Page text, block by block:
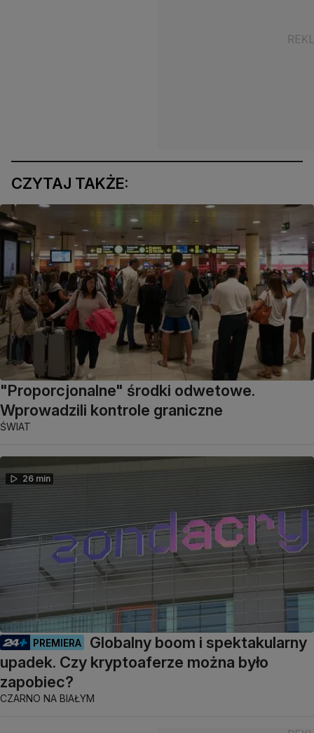
CZYTAJ TAKŻE:
"Proporcjonalne" środki odwetowe.
Wprowadzili kontrole graniczne
ŚWIAT
26 min
PREMIERA
Globalny boom i spektakularny
upadek. Czy kryptoaferze można było
zapobiec?
CZARNO NA BIAŁYM